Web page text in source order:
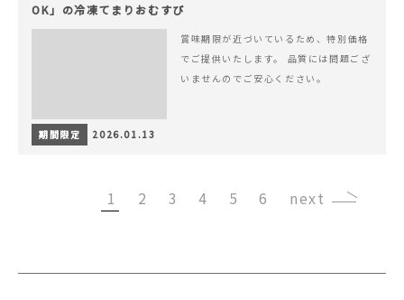
OK」の冷凍てまりおむすび
賞味期限が近づいているため、特別価格
でご提供いたします。 品質には問題ござ
いませんのでご安心ください。
期間限定 2026.01.13
1 2 3 4 5 6 ›